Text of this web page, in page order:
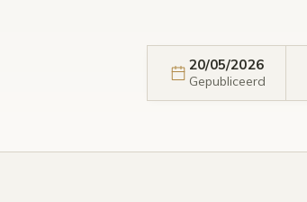
20/05/2026
Gepubliceerd